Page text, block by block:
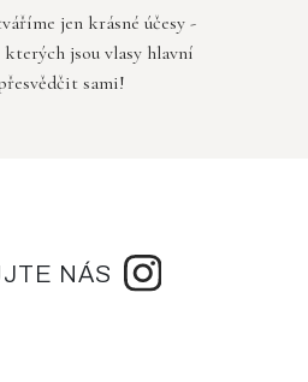
jen krásné účesy -
jsou vlasy hlavní
sami!
NÁS